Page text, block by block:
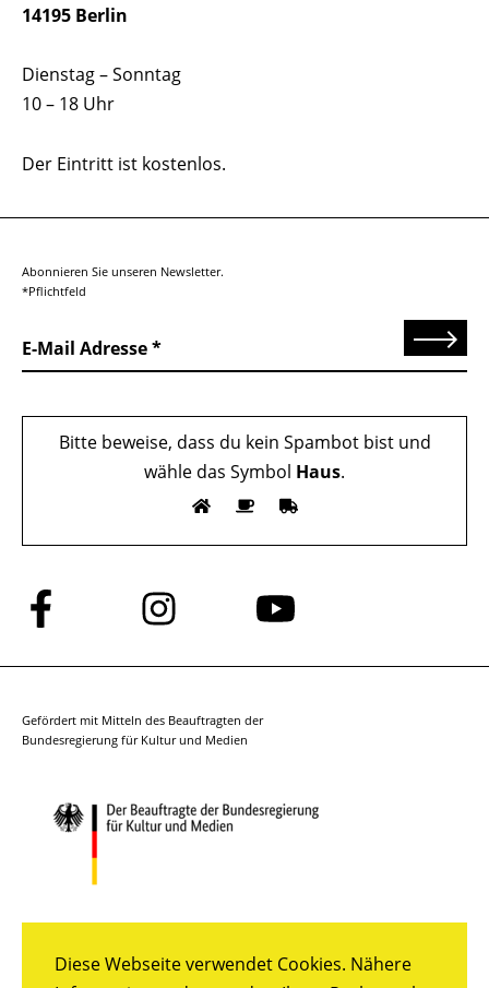
Diese Webseite verwendet Cookies. Nähere
14195 Berlin
Dienstag – Sonntag
10 – 18 Uhr
Der Eintritt ist kostenlos.
Abonnieren Sie unseren Newsletter.
*Pflichtfeld
E-Mail Adresse Senden
Bitte beweise, dass du kein Spambot bist und
wähle das Symbol Haus.
Folge
uns
auf
Folge
uns
auf
Folge
auf
Gefördert mit Mitteln des Beauftragten der
Bundesregierung für Kultur und Medien